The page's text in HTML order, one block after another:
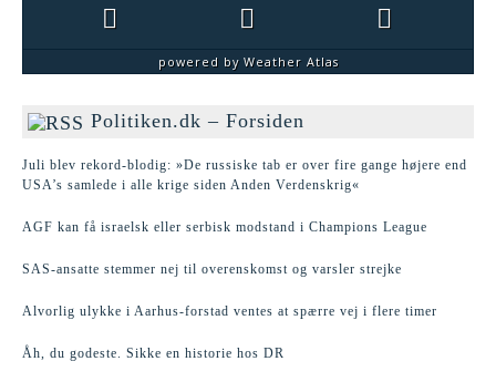
powered by Weather Atlas
Politiken.dk – Forsiden
Juli blev rekord-blodig: »De russiske tab er over fire gange højere end
USA’s samlede i alle krige siden Anden Verdenskrig«
AGF kan få israelsk eller serbisk modstand i Champions League
SAS-ansatte stemmer nej til overenskomst og varsler strejke
Alvorlig ulykke i Aarhus-forstad ventes at spærre vej i flere timer
Åh, du godeste. Sikke en historie hos DR